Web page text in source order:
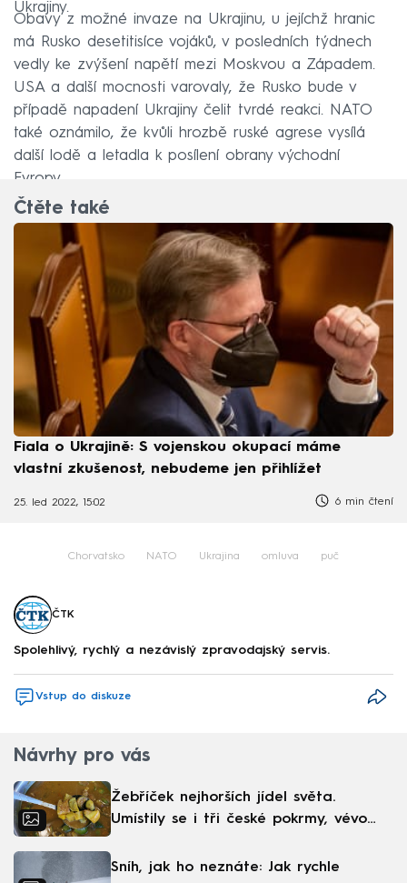
Ukrajiny.
Obavy z možné invaze na Ukrajinu, u jejíchž hranic
má Rusko desetitisíce vojáků, v posledních týdnech
vedly ke zvýšení napětí mezi Moskvou a Západem.
USA a další mocnosti varovaly, že Rusko bude v
případě napadení Ukrajiny čelit tvrdé reakci. NATO
také oznámilo, že kvůli hrozbě ruské agrese vysílá
další lodě a letadla k posílení obrany východní
Evropy.
Čtěte také
Fiala o Ukrajině: S vojenskou okupací máme
vlastní zkušenost, nebudeme jen přihlížet
25. led 2022, 15:02 6 min čtení
Chorvatsko NATO Ukrajina omluva puč
ČTK
Spolehlivý, rychlý a nezávislý zpravodajský servis.
Vstup do diskuze
Návrhy pro vás
Žebříček nejhorších jídel světa.
Umístily se i tři české pokrmy, vévodí
Sníh, jak ho neznáte: Jak rychle